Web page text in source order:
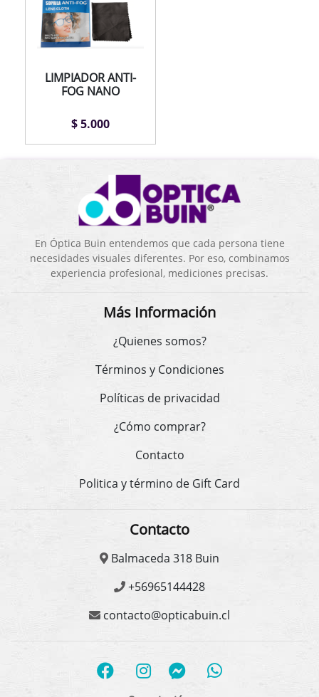
LIMPIADOR ANTI-
FOG NANO
$ 5.000
En Óptica Buin entendemos que cada persona tiene
necesidades visuales diferentes. Por eso, combinamos
experiencia profesional, mediciones precisas.
Más Información
¿Quienes somos?
Términos y Condiciones
Políticas de privacidad
¿Cómo comprar?
Contacto
Politica y término de Gift Card
Contacto
Balmaceda 318 Buin
+56965144428
contacto@opticabuin.cl